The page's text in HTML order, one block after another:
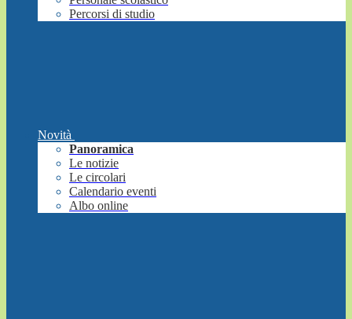
Percorsi di studio
Novità
Panoramica
Le notizie
Le circolari
Calendario eventi
Albo online